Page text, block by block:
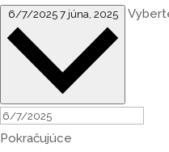
6/7/20257 júna, 2025
Pokračujúce